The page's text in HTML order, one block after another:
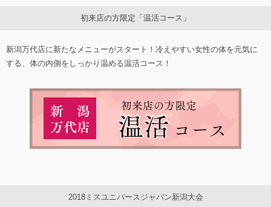
初来店の方限定「温活コース」
新潟万代店に新たなメニューがスタート！冷えやすい女性の体を元気に
する、体の内側をしっかり温める温活コース！
2018ミスユニバースジャパン新潟大会